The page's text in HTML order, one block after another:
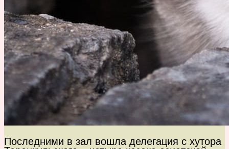
Последними в зал вошла делегация с хутора